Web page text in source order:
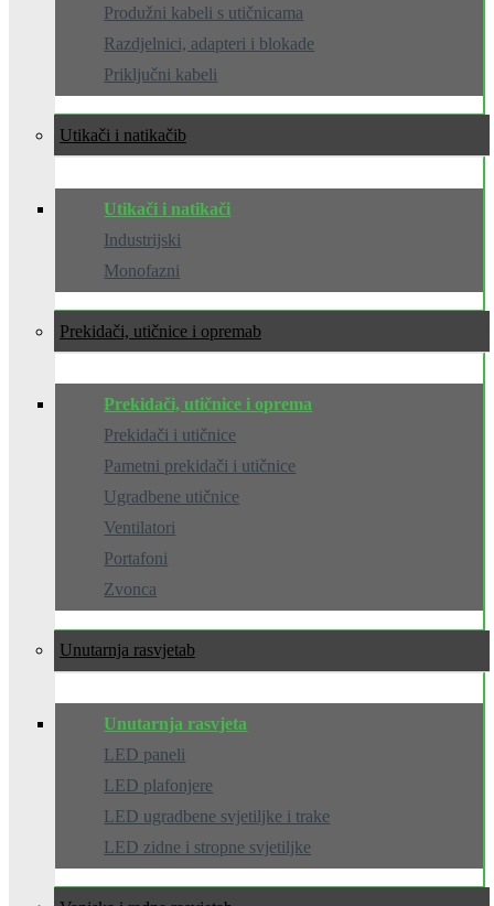
Produžni kabeli s utičnicama
Razdjelnici, adapteri i blokade
Priključni kabeli
Utikači i natikači
Utikači i natikači
Industrijski
Monofazni
Prekidači, utičnice i oprema
Prekidači, utičnice i oprema
Prekidači i utičnice
Pametni prekidači i utičnice
Ugradbene utičnice
Ventilatori
Portafoni
Zvonca
Unutarnja rasvjeta
Unutarnja rasvjeta
LED paneli
LED plafonjere
LED ugradbene svjetiljke i trake
LED zidne i stropne svjetiljke